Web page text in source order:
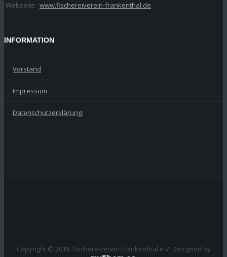
Webseite: www.fischereiverein-frankenthal.de
INFORMATION
Vorstand
Impressum
Datenschutzerklärung:
Copyright © 2018. Fischereiverein Frankenthal e.V. Designed by